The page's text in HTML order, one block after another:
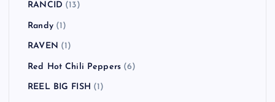
RANCID (13)
Randy(1)
RAVEN (1)
Red Hot Chili Peppers (6)
REEL BIG FISH (1)